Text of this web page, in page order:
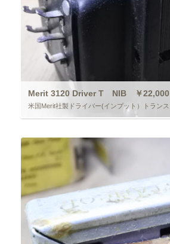
Merit 3120 Driver T NIB ￥22,000